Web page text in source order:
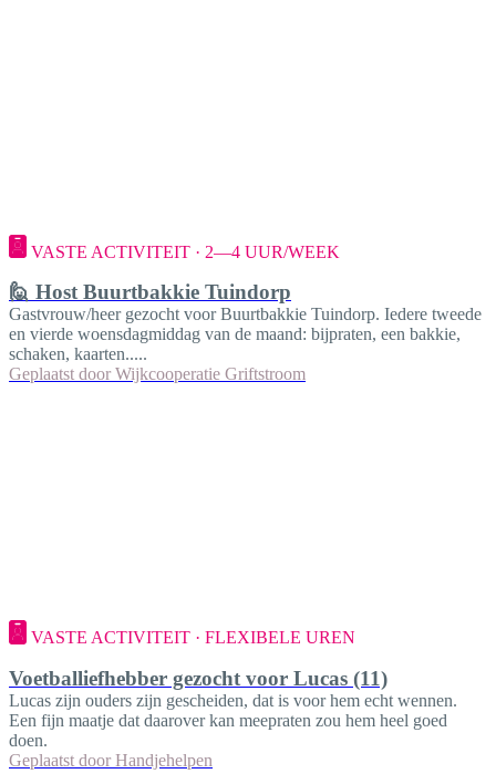
VASTE ACTIVITEIT · 2—4 UUR/WEEK
🙋 Host Buurtbakkie Tuindorp
Gastvrouw/heer gezocht voor Buurtbakkie Tuindorp. Iedere tweede
en vierde woensdagmiddag van de maand: bijpraten, een bakkie,
schaken, kaarten.....
Geplaatst door Wijkcooperatie Griftstroom
VASTE ACTIVITEIT · FLEXIBELE UREN
Voetballiefhebber gezocht voor Lucas (11)
Lucas zijn ouders zijn gescheiden, dat is voor hem echt wennen.
Een fijn maatje dat daarover kan meepraten zou hem heel goed
doen.
Geplaatst door Handjehelpen